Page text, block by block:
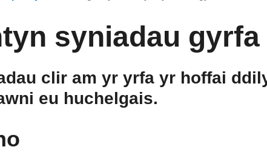
syniadau
clir am yr yrfa yr hoffai
eu huchelgais.